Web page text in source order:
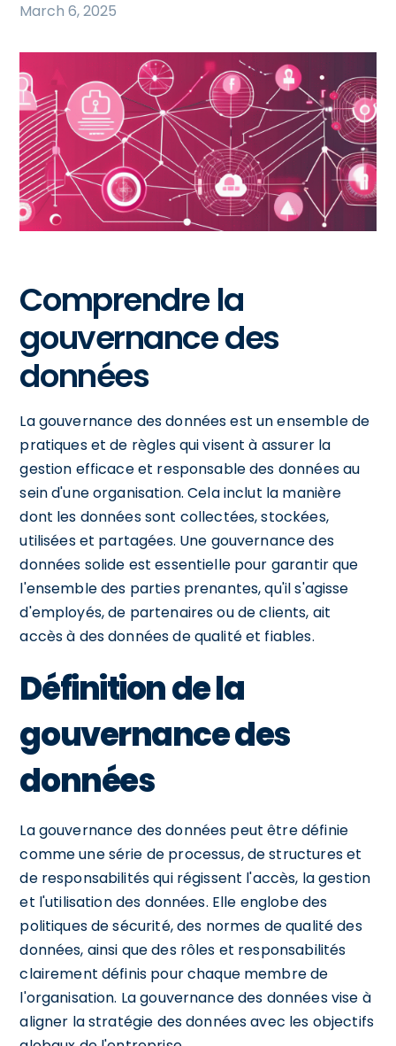
March 6, 2025
Comprendre la
gouvernance des
données
La gouvernance des données est un ensemble de
pratiques et de règles qui visent à assurer la
gestion efficace et responsable des données au
sein d'une organisation. Cela inclut la manière
dont les données sont collectées, stockées,
utilisées et partagées. Une gouvernance des
données solide est essentielle pour garantir que
l'ensemble des parties prenantes, qu'il s'agisse
d'employés, de partenaires ou de clients, ait
accès à des données de qualité et fiables.
Définition de la
gouvernance des
données
La gouvernance des données peut être définie
comme une série de processus, de structures et
de responsabilités qui régissent l'accès, la gestion
et l'utilisation des données. Elle englobe des
politiques de sécurité, des normes de qualité des
données, ainsi que des rôles et responsabilités
clairement définis pour chaque membre de
l'organisation. La gouvernance des données vise à
aligner la stratégie des données avec les objectifs